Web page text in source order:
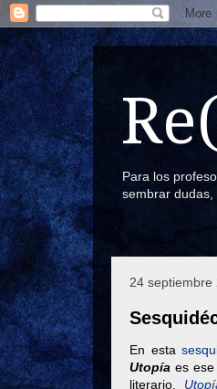
Para los
sembrar dudas,
24 septiembre
En esta
Utopía es
literario.